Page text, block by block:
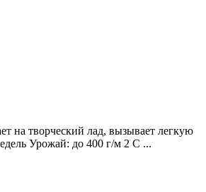
на творческий лад, вызывает легкую
Урожай: до 400 г/м 2 С ...